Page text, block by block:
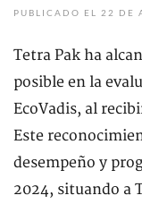
PUBLICADO EL 22 DE
Tetra Pak ha
posible en la
EcoVadis, al
Este
desempeño y
2024, situando a